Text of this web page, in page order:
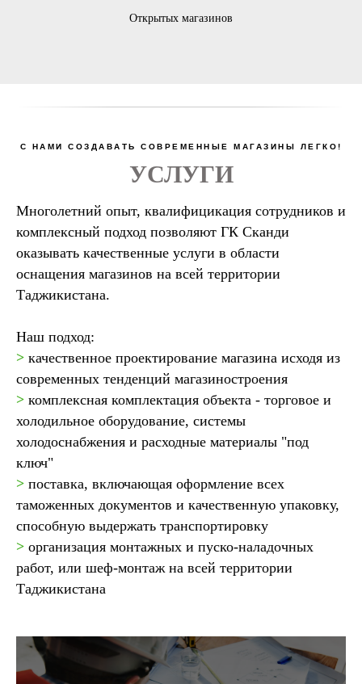
Открытых магазинов
С НАМИ СОЗДАВАТЬ СОВРЕМЕННЫЕ МАГАЗИНЫ ЛЕГКО!
УСЛУГИ
Многолетний опыт, квалифицикация сотрудников и
комплексный подход позволяют ГК Сканди
оказывать качественные услуги в области
оснащения магазинов на всей территории
Таджикистана.
Наш подход:
> качественное проектирование магазина исходя из
современных тенденций магазиностроения
> комплексная комплектация объекта - торговое и
холодильное оборудование, системы
холодоснабжения и расходные материалы "под
ключ"
> поставка, включающая оформление всех
таможенных документов и качественную упаковку,
способную выдержать транспортировку
> организация монтажных и пуско-наладочных
работ, или шеф-монтаж на всей территории
Таджикистана